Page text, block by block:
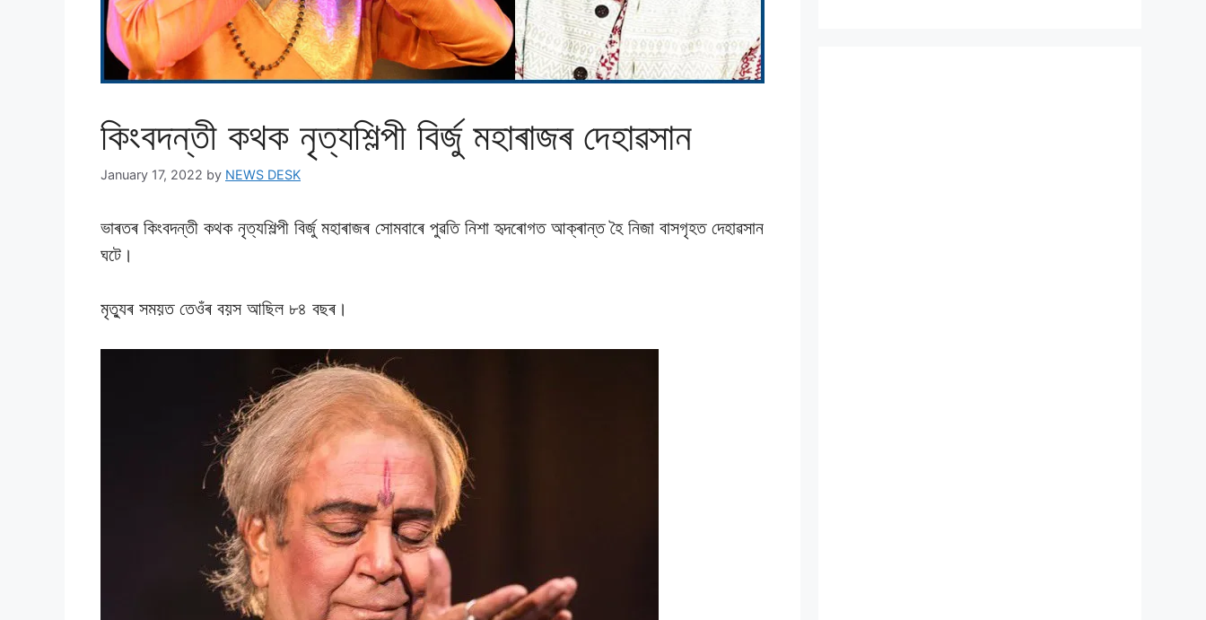
কিংবদন্তী কথক নৃত্যশিল্পী বিৰ্জু মহাৰাজৰ দেহাৱসান
January 17, 2022 by NEWS DESK
ভাৰতৰ কিংবদন্তী কথক নৃত্যশিল্পী বিৰ্জু মহাৰাজৰ সোমবাৰে পুৱতি নিশা হৃদৰোগত আক্ৰান্ত হৈ নিজা বাসগৃহত দেহাৱসান
ঘটে।
মৃত্যুৰ সময়ত তেওঁৰ বয়স আছিল ৮৪ বছৰ।